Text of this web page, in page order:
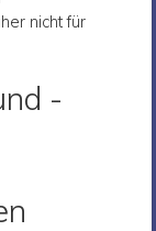
nicht für
-